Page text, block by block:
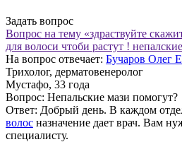
Задать вопрос
Вопрос на тему «здраствуйте
для волоси чтоби растут !
На вопрос отвечает: Бучаров Олег
Трихолог, дерматовенеролог
Мустафо, 33 года
Вопрос: Непальские мази помогут?
Ответ: Добрый день. В каждом
волос назначение дает врач. Вам
специалисту.